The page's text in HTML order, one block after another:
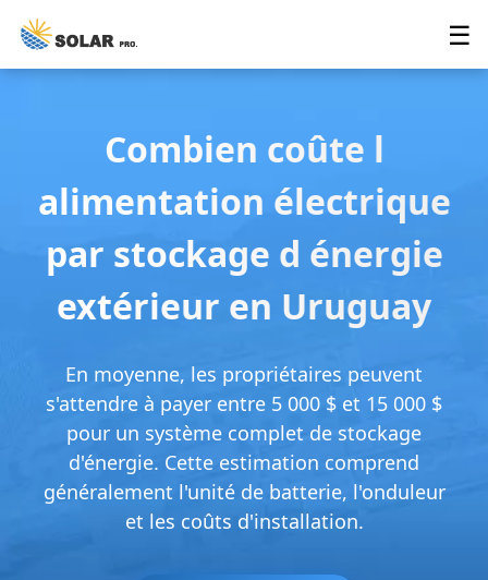
☰
Combien coûte l
alimentation électrique
par stockage d énergie
extérieur en Uruguay
En moyenne, les propriétaires peuvent
s'attendre à payer entre 5 000 $ et 15 000 $
pour un système complet de stockage
d'énergie. Cette estimation comprend
généralement l'unité de batterie, l'onduleur
et les coûts d'installation.